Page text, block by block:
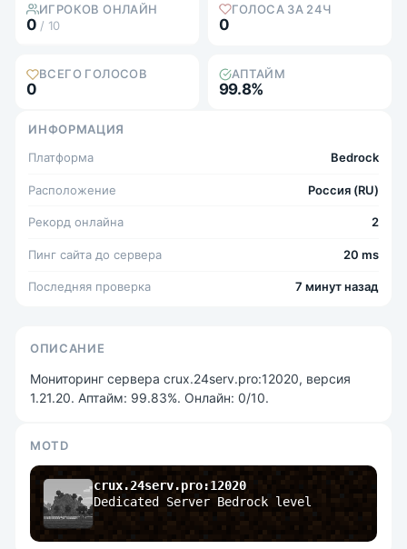
ИГРОКОВ ОНЛАЙН
0 / 10
ГОЛОСА ЗА 24Ч
0
ВСЕГО ГОЛОСОВ
0
АПТАЙМ
99.8%
ОПИСАНИЕ
Мониторинг сервера crux.24serv.pro:12020, версия
1.21.20. Аптайм: 99.83%. Онлайн: 0/10.
MOTD
crux.24serv.pro:12020
Dedicated Server Bedrock level
ИНФОРМАЦИЯ
Платформа
Bedrock
Расположение Россия (RU)
Рекорд онлайна 2
Пинг сайта до сервера 20 ms
Последняя проверка 7 минут назад